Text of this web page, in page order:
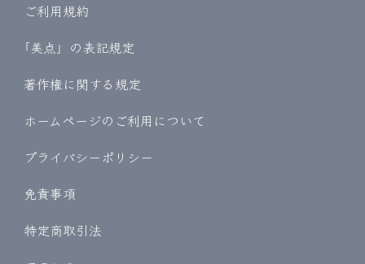
ご利用規約
｢美点」の表記規定
著作権に関する規定
ホームページのご利用について
プライバシーポリシー
免責事項
特定商取引法